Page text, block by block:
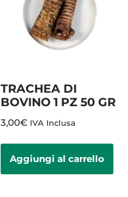
TRACHEA DI
BOVINO 1 PZ 50 GR
3,00€ IVA Inclusa
Aggiungi al carrello